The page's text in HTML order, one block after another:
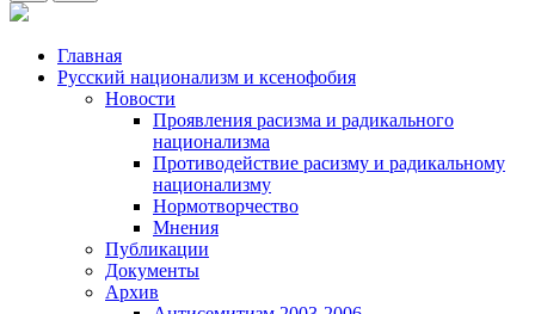
Главная
Русский национализм и ксенофобия
Новости
Проявления расизма и радикального
национализма
Противодействие расизму и радикальному
национализму
Нормотворчество
Мнения
Публикации
Документы
Архив